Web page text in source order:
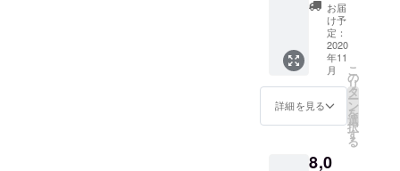
らせく
ださ
い。 ■
上映前
のオー
プニン
ジット
映像に
に巨大
グクレ
ジット
映像に
掲載 ※
上映前
に巨大
リーン
にお名
す。 ※
式HPに
お名前
を掲載
させて
いただ
きま
す。 ※
支援
希望の
カーご
提供 ※
白黒1枚
づつ ■
お礼の
メッ
セージ
※ 主催
セージ
いとし
ま干し
わかめ×
１袋 山
下商店/
いとし
おわか
め×１個
ミツル
造元/
お届
け予
定：
2020
年11
月
詳細を見る
こ
の
リ
タ
ー
ン
を
選
択
す
る
8,0